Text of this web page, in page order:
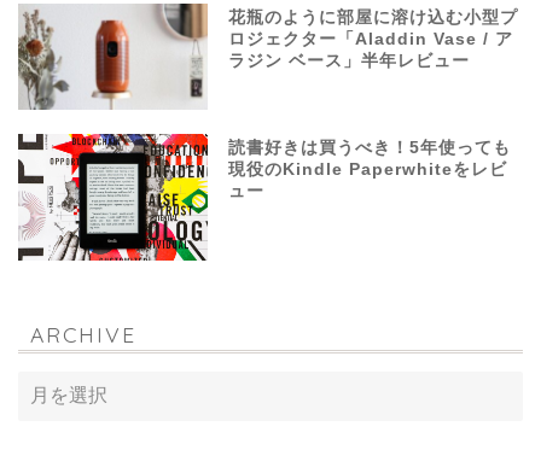
花瓶のように部屋に溶け込む小型プ
ロジェクター「Aladdin Vase / ア
ラジン ベース」半年レビュー
読書好きは買うべき！5年使っても
現役のKindle Paperwhiteをレビ
ュー
ARCHIVE